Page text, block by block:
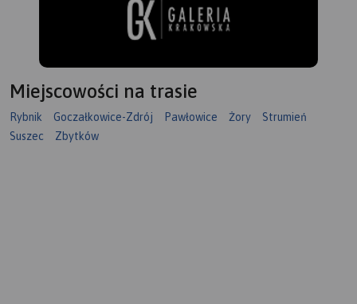
Miejscowości na trasie
Rybnik Goczałkowice-Zdrój Pawłowice Żory
Strumień
Suszec
Zbytków